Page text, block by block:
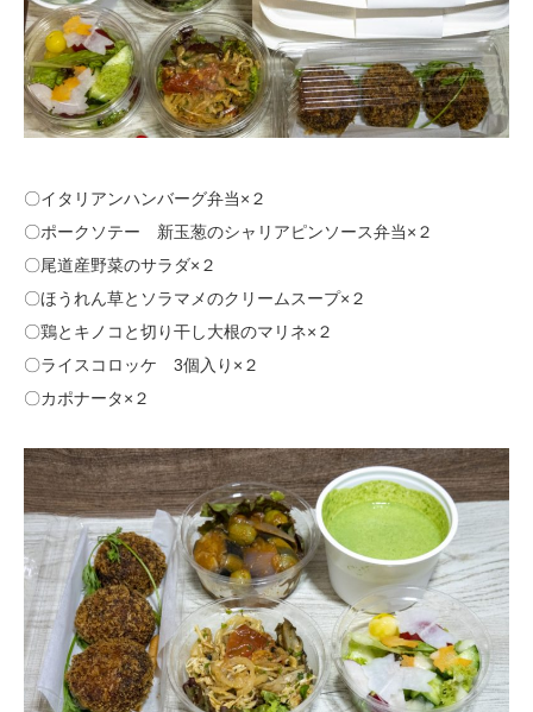
〇イタリアンハンバーグ弁当×２
〇ポークソテー 新玉葱のシャリアピンソース弁当×２
〇尾道産野菜のサラダ×２
〇ほうれん草とソラマメのクリームスープ×２
〇鶏とキノコと切り干し大根のマリネ×２
〇ライスコロッケ 3個入り×２
〇カポナータ×２